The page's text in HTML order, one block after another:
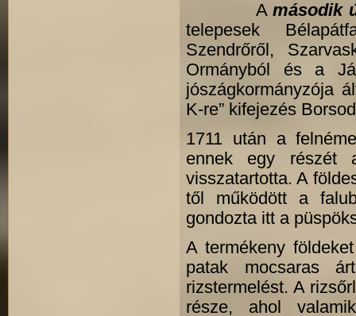
Amásodik
telepesek
Szendrőről,
Ormányból és a
jószágkormányzója
K-re” kifejezés
1711 után a
ennek egy részét
visszatartotta. A
től működött a
gondozta itt a
A termékeny
patak mocsaras
rizstermelést. A
része, ahol